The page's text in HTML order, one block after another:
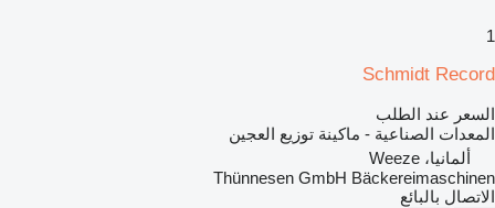
1
Schmidt Record
السعر عند الطلب
المعدات الصناعية - ماكينة توزيع العجين
ألمانيا، Weeze
Thünnesen GmbH Bäckereimaschinen
الاتصال بالبائع